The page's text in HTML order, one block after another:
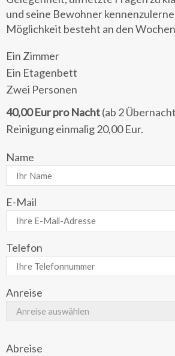
und seine Bewohner
Möglichkeit besteht an den
Ein Zimmer
Ein Etagenbett
Zwei Personen
40,00 Eur pro Nacht(ab 2
Reinigung einmalig 20,00 Eur.
Name
E-Mail
Telefon
Firma
Anreise
Abreise